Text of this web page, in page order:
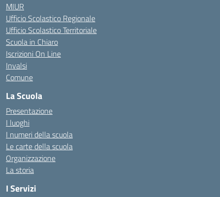
MIUR
Ufficio Scolastico Regionale
Ufficio Scolastico Territoriale
Scuola in Chiaro
Iscrizioni On Line
Invalsi
Comune
La Scuola
Presentazione
I luoghi
I numeri della scuola
Le carte della scuola
Organizzazione
La storia
I Servizi